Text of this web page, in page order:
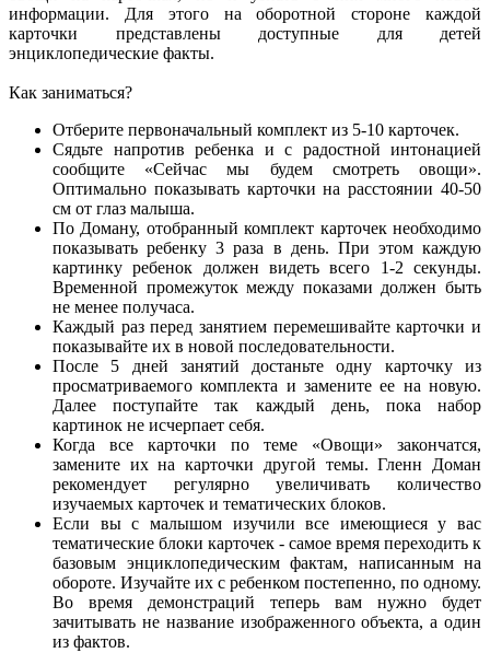
информации. Для этого на оборотной стороне каждой
карточки представлены доступные для детей
энциклопедические факты.
Как заниматься?
Отберите первоначальный комплект из 5-10 карточек.
Сядьте напротив ребенка и с радостной интонацией
сообщите «Сейчас мы будем смотреть овощи».
Оптимально показывать карточки на расстоянии 40-50
см от глаз малыша.
По Доману, отобранный комплект карточек необходимо
показывать ребенку 3 раза в день. При этом каждую
картинку ребенок должен видеть всего 1-2 секунды.
Временной промежуток между показами должен быть
не менее получаса.
Каждый раз перед занятием перемешивайте карточки и
показывайте их в новой последовательности.
После 5 дней занятий достаньте одну карточку из
просматриваемого комплекта и замените ее на новую.
Далее поступайте так каждый день, пока набор
картинок не исчерпает себя.
Когда все карточки по теме «Овощи» закончатся,
замените их на карточки другой темы. Гленн Доман
рекомендует регулярно увеличивать количество
изучаемых карточек и тематических блоков.
Если вы с малышом изучили все имеющиеся у вас
тематические блоки карточек - самое время переходить к
базовым энциклопедическим фактам, написанным на
обороте. Изучайте их с ребенком постепенно, по одному.
Во время демонстраций теперь вам нужно будет
зачитывать не название изображенного объекта, а один
из фактов.